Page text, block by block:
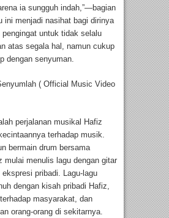
ia sungguh indah,”—bagian
ini menjadi nasihat bagi dirinya
untuk tidak selalu
atas segala hal, namun cukup
dengan senyuman.
( Official Music Video
perjalanan musikal Hafiz
terhadap musik.
bermain drum bersama
mulai menulis lagu dengan gitar
pribadi. Lagu-lagu
dengan kisah pribadi Hafiz,
masyarakat, dan
orang-orang di sekitarnya.